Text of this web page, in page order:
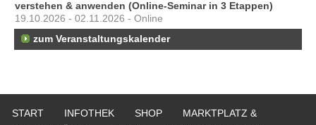
verstehen & anwenden (Online-Seminar in 3 Etappen)
19.10.2026 - 02.11.2026 - Online
zum Veranstaltungskalender
START INFOTHEK SHOP
MARKTPLATZ &